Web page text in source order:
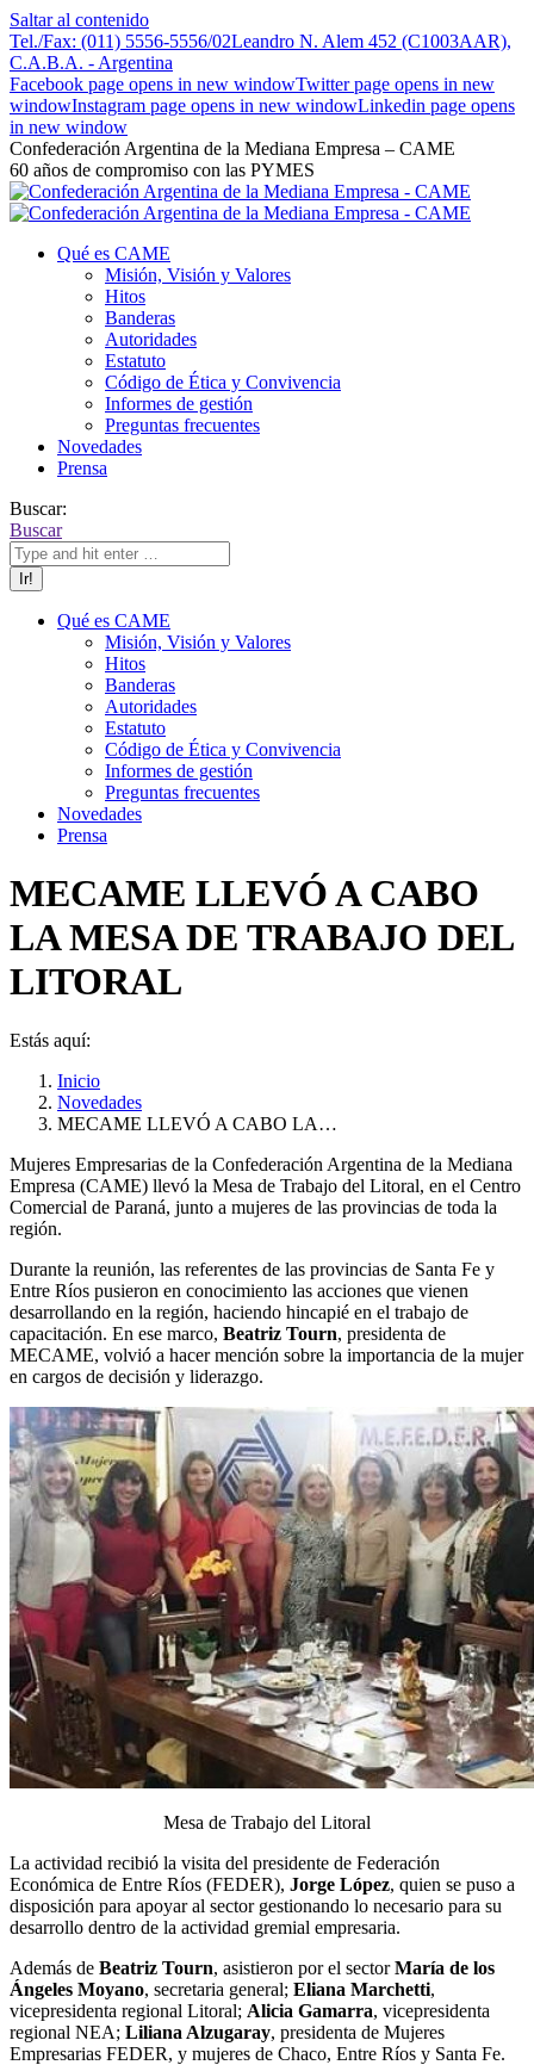
Saltar al contenido
Tel./Fax: (011) 5556-5556/02Leandro N. Alem 452 (C1003AAR),
C.A.B.A. - Argentina
Facebook page opens in new windowTwitter page opens in new
windowInstagram page opens in new windowLinkedin page opens
in new window
Confederación Argentina de la Mediana Empresa – CAME
60 años de compromiso con las PYMES
Qué es CAME
Misión, Visión y Valores
Hitos
Banderas
Autoridades
Estatuto
Código de Ética y Convivencia
Informes de gestión
Preguntas frecuentes
Novedades
Prensa
Buscar:
Buscar
Qué es CAME
Misión, Visión y Valores
Hitos
Banderas
Autoridades
Estatuto
Código de Ética y Convivencia
Informes de gestión
Preguntas frecuentes
Novedades
Prensa
MECAME LLEVÓ A CABO
LA MESA DE TRABAJO DEL
LITORAL
Estás aquí:
Inicio
Novedades
MECAME LLEVÓ A CABO LA…
Mujeres Empresarias de la Confederación Argentina de la Mediana
Empresa (CAME) llevó la Mesa de Trabajo del Litoral, en el Centro
Comercial de Paraná, junto a mujeres de las provincias de toda la
región.
Durante la reunión, las referentes de las provincias de Santa Fe y
Entre Ríos pusieron en conocimiento las acciones que vienen
desarrollando en la región, haciendo hincapié en el trabajo de
capacitación. En ese marco, Beatriz Tourn, presidenta de
MECAME, volvió a hacer mención sobre la importancia de la mujer
en cargos de decisión y liderazgo.
Mesa de Trabajo del Litoral
La actividad recibió la visita del presidente de Federación
Económica de Entre Ríos (FEDER), Jorge López, quien se puso a
disposición para apoyar al sector gestionando lo necesario para su
desarrollo dentro de la actividad gremial empresaria.
Además de Beatriz Tourn, asistieron por el sectorMaría de los
Ángeles Moyano, secretaria general; Eliana Marchetti,
vicepresidenta regional Litoral; Alicia Gamarra, vicepresidenta
regional NEA; Liliana Alzugaray, presidenta de Mujeres
Empresarias FEDER, y mujeres de Chaco, Entre Ríos y Santa Fe.